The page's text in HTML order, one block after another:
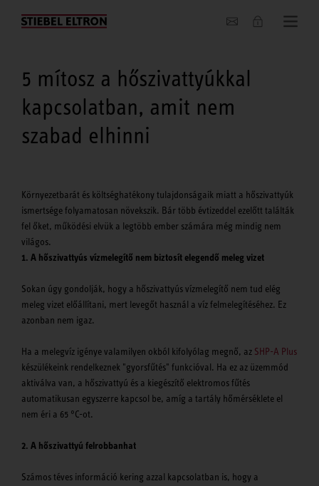
Hírek
5 mítosz a hőszivattyúkkal
kapcsolatban, amit nem
szabad elhinni
Környezetbarát és költséghatékony tulajdonságaik miatt a hőszivattyúk
ismertsége folyamatosan növekszik. Bár több évtizeddel ezelőtt találták
fel őket, működési elvük a legtöbb ember számára még mindig nem
világos.
1. A hőszivattyús vízmelegítő nem biztosít elegendő meleg vizet
Sokan úgy gondolják, hogy a hőszivattyús vízmelegítő nem tud elég
meleg vizet előállítani, mert levegőt használ a víz felmelegítéséhez. Ez
azonban nem igaz.
Ha a melegvíz igénye valamilyen okból kifolyólag megnő, az SHP-A Plus
készülékeink rendelkeznek "gyorsfűtés" funkcióval. Ha ez az üzemmód
aktiválva van, a hőszivattyú és a kiegészítő elektromos fűtés
automatikusan egyszerre kapcsol be, amíg a tartály hőmérséklete el
nem éri a 65 °C-ot.
2. A hőszivattyú felrobbanhat
Számos téves információ kering azzal kapcsolatban is, hogy a